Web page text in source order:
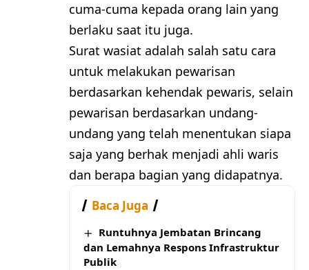
cuma-cuma kepada orang lain yang
berlaku saat itu juga.
Surat wasiat adalah salah satu cara
untuk melakukan pewarisan
berdasarkan kehendak pewaris, selain
pewarisan berdasarkan undang-
undang yang telah menentukan siapa
saja yang berhak menjadi ahli waris
dan berapa bagian yang didapatnya.
Baca Juga
Runtuhnya Jembatan Brincang
dan Lemahnya Respons Infrastruktur
Publik